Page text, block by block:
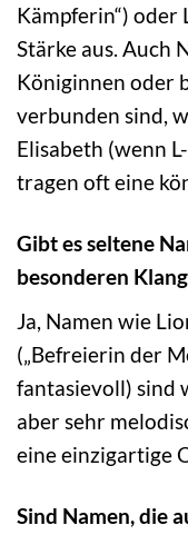
Kämpferin“) oder
Stärke aus. Auch
Königinnen oder
verbunden sind,
Elisabeth (wenn
tragen oft eine
Gibt es seltene
besonderen
Ja, Namen wie
(„Befreierin der
fantasievoll) sind
aber sehr
eine einzigartige
Sind Namen, die